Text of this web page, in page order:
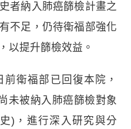
者納入肺癌篩檢計畫之
不足，仍待衛福部強化
以提升篩檢效益。
衛福部已回復本院，
未被納入肺癌篩檢對象
)，進行深入研究與分